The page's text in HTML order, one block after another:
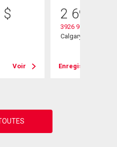
$
Voir
2 699
3926 9 Street Sw
Calgary, AB
Enregistrer